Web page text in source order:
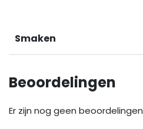
Smaken
Beoordelingen
Er zijn nog geen beoordelingen